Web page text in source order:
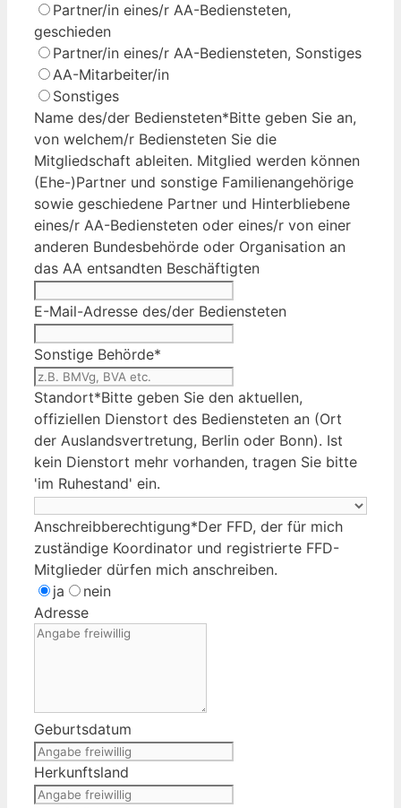
Partner/in eines/r AA-Bediensteten,
geschieden
Partner/in eines/r AA-Bediensteten, Sonstiges
AA-Mitarbeiter/in
Sonstiges
Name des/der Bediensteten*Bitte geben Sie an,
von welchem/r Bediensteten Sie die
Mitgliedschaft ableiten. Mitglied werden können
(Ehe-)Partner und sonstige Familienangehörige
sowie geschiedene Partner und Hinterbliebene
eines/r AA-Bediensteten oder eines/r von einer
anderen Bundesbehörde oder Organisation an
das AA entsandten Beschäftigten
E-Mail-Adresse des/der Bediensteten
Sonstige Behörde*
Standort*Bitte geben Sie den aktuellen,
offiziellen Dienstort des Bediensteten an (Ort
der Auslandsvertretung, Berlin oder Bonn). Ist
kein Dienstort mehr vorhanden, tragen Sie bitte
'im Ruhestand' ein.
Anschreibberechtigung*Der FFD, der für mich
zuständige Koordinator und registrierte FFD-
Mitglieder dürfen mich anschreiben.
ja
nein
Adresse
Geburtsdatum
Herkunftsland